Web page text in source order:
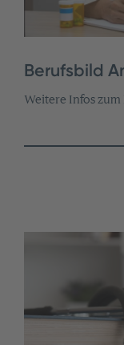
Berufsbild
Weitere Infos